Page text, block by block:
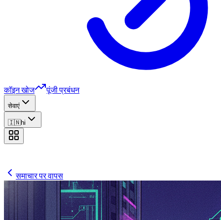
कॉइन खोज पूंजी प्रबंधन
सेवाएं
🇮🇳hi
समाचार पर वापस